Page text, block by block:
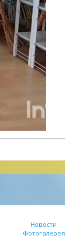
Новости
Фотогалерея